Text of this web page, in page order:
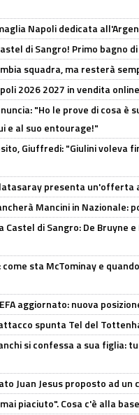
Napoli dedicata
di Sangro! Primo bagno
squadra, ma resterà
2026 2027 in vendita
"Ho le prove di cosa è
e al suo entourage!"
Giuffredi: "Giulini voleva
presenta un'offerta
Mancini in Nazionale:
Castel di Sangro: De Bruyne
sta McTominay e
aggiornato: nuova
spunta Tel del
si confessa a sua figlia:
Juan Jesus proposto ad un
piaciuto". Cosa c'è alla